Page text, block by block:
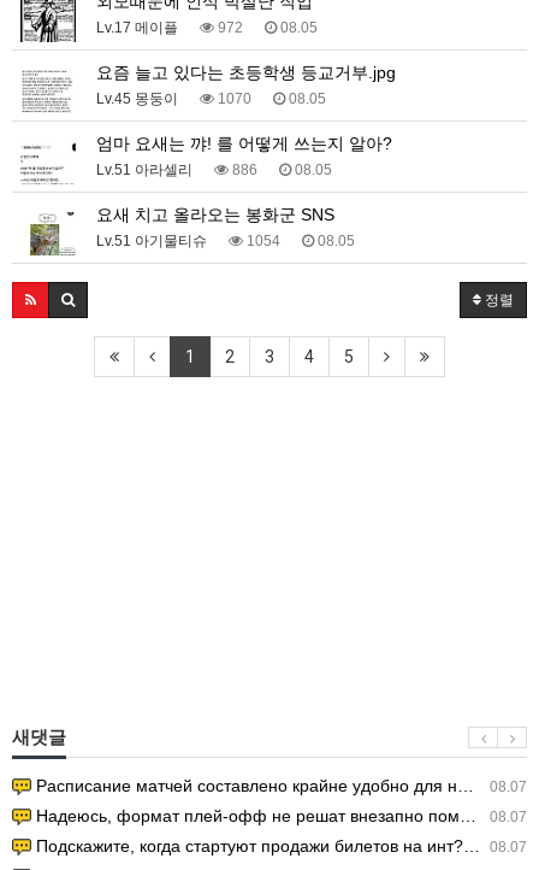
Lv.17 메이플 972 08.05
요즘 늘고 있다는 초등학생 등교거부.jpg
Lv.45 몽둥이 1070 08.05
엄마 요새는 꺄! 를 어떻게 쓰는지 알아?
Lv.51 아라셀리 886 08.05
요새 치고 올라오는 봉화군 SNS
Lv.51 아기물티슈 1054 08.05
정렬
1 2 3 4 5
새댓글
08.07
Расписание матчей составлено крайне удобно для нашего часово…
08.07
Надеюсь, формат плей-офф не решат внезапно поменять. https:/…
08.07
Подскажите, когда стартуют продажи билетов на инт? https://g…